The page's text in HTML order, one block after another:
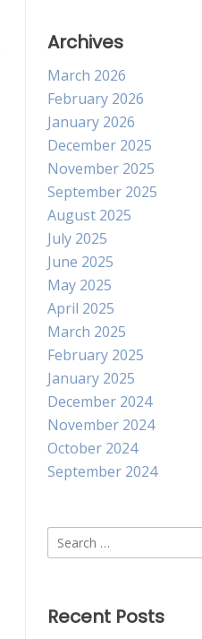
Archives
March 2026
February 2026
January 2026
December 2025
November 2025
September 2025
August 2025
July 2025
June 2025
May 2025
April 2025
March 2025
February 2025
January 2025
December 2024
November 2024
October 2024
September 2024
Search
for:
Recent Posts